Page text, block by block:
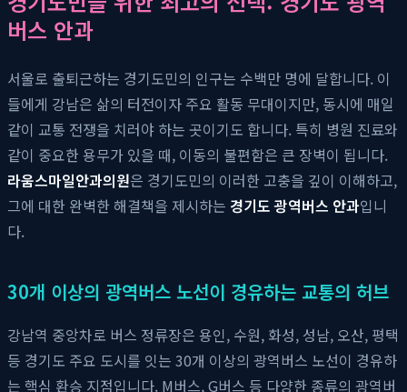
버스 안과
서울로 출퇴근하는 경기도민의 인구는 수백만 명에 달합니다. 이
들에게 강남은 삶의 터전이자 주요 활동 무대이지만, 동시에 매일
같이 교통 전쟁을 치러야 하는 곳이기도 합니다. 특히 병원 진료와
같이 중요한 용무가 있을 때, 이동의 불편함은 큰 장벽이 됩니다.
라움스마일안과의원은 경기도민의 이러한 고충을 깊이 이해하고,
그에 대한 완벽한 해결책을 제시하는 경기도 광역버스 안과입니
다.
30개 이상의 광역버스 노선이 경유하는 교통의 허브
강남역 중앙차로 버스 정류장은 용인, 수원, 화성, 성남, 오산, 평택
등 경기도 주요 도시를 잇는 30개 이상의 광역버스 노선이 경유하
는 핵심 환승 지점입니다. M버스, G버스 등 다양한 종류의 광역버